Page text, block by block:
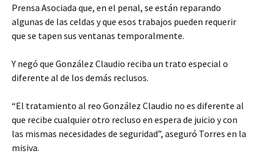
Prensa Asociada que, en el penal, se están reparando
algunas de las celdas y que esos trabajos pueden requerir
que se tapen sus ventanas temporalmente.
Y negó que González Claudio reciba un trato especial o
diferente al de los demás reclusos.
“El tratamiento al reo González Claudio no es diferente al
que recibe cualquier otro recluso en espera de juicio y con
las mismas necesidades de seguridad”, aseguró Torres en la
misiva.